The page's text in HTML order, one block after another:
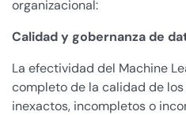
organizacional:
Calidad y gobernanza de
La efectividad del Machine
completo de la calidad de
inexactos, incompletos o